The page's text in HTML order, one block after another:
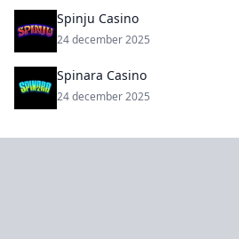
Spinju Casino
24 december 2025
Spinara Casino
24 december 2025